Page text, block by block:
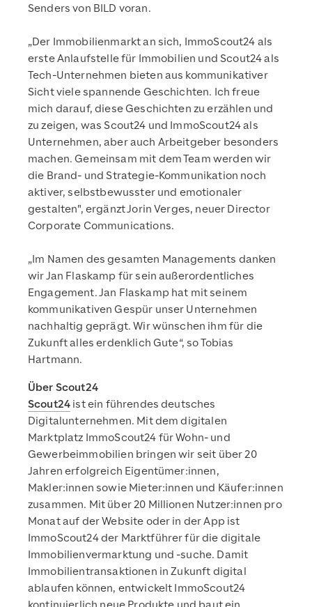
Senders von BILD voran.
„Der Immobilienmarkt an sich, ImmoScout24 als
erste Anlaufstelle für Immobilien und Scout24 als
Tech-Unternehmen bieten aus kommunikativer
Sicht viele spannende Geschichten. Ich freue
mich darauf, diese Geschichten zu erzählen und
zu zeigen, was Scout24 und ImmoScout24 als
Unternehmen, aber auch Arbeitgeber besonders
machen. Gemeinsam mit dem Team werden wir
die Brand- und Strategie-Kommunikation noch
aktiver, selbstbewusster und emotionaler
gestalten", ergänzt Jorin Verges, neuer Director
Corporate Communications.
„Im Namen des gesamten Managements danken
wir Jan Flaskamp für sein außerordentliches
Engagement. Jan Flaskamp hat mit seinem
kommunikativen Gespür unser Unternehmen
nachhaltig geprägt. Wir wünschen ihm für die
Zukunft alles erdenklich Gute“, so Tobias
Hartmann.
Über Scout24
Scout24 ist ein führendes deutsches
Digitalunternehmen. Mit dem digitalen
Marktplatz ImmoScout24 für Wohn- und
Gewerbeimmobilien bringen wir seit über 20
Jahren erfolgreich Eigentümer:innen,
Makler:innen sowie Mieter:innen und Käufer:innen
zusammen. Mit über 20 Millionen Nutzer:innen pro
Monat auf der Website oder in der App ist
ImmoScout24 der Marktführer für die digitale
Immobilienvermarktung und -suche. Damit
Immobilientransaktionen in Zukunft digital
ablaufen können, entwickelt ImmoScout24